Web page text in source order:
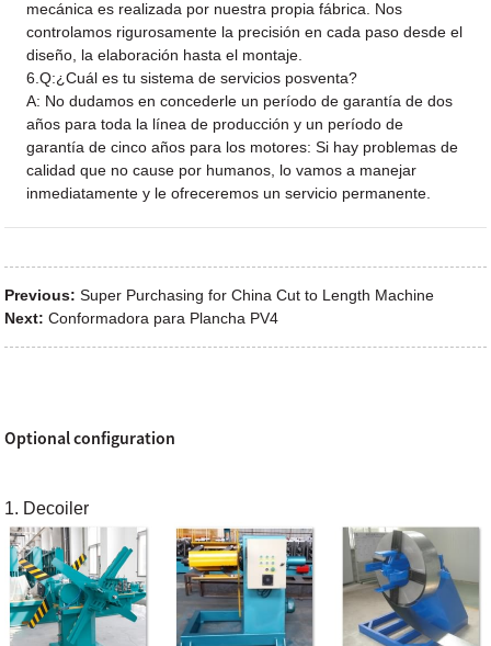
mecánica es realizada por nuestra propia fábrica. Nos
controlamos rigurosamente la precisión en cada paso desde el
diseño, la elaboración hasta el montaje.
6.Q:¿Cuál es tu sistema de servicios posventa?
A: No dudamos en concederle un período de garantía de dos
años para toda la línea de producción y un período de
garantía de cinco años para los motores: Si hay problemas de
calidad que no cause por humanos, lo vamos a manejar
inmediatamente y le ofreceremos un servicio permanente.
Previous: Super Purchasing for China Cut to Length Machine
Next: Conformadora para Plancha PV4
Optional configuration
1. Decoiler